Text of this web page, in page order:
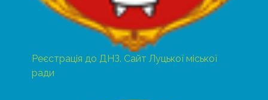
Реєстрація до ДНЗ. Сайт Луцької міської
ради